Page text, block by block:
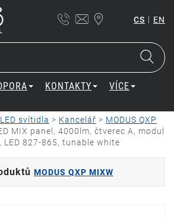
CS | EN
KONTAKTY VÍCE
LED svítidla > Kancelář > MODUS QXP
MIX panel, 4000lm, čtverec A, modul
LED 827-865, tunable white
MODUS QXP MIXW